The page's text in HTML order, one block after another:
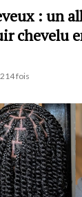
: un
chevelu
fois